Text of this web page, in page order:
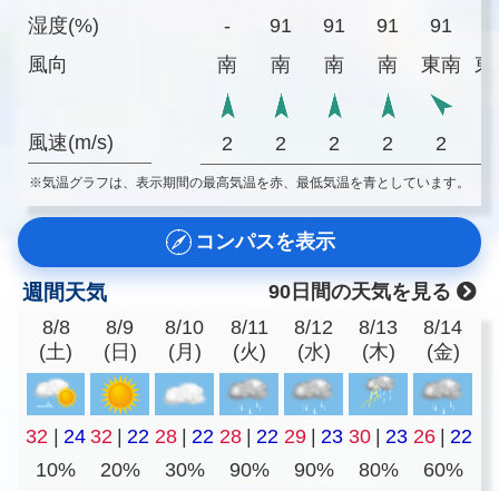
湿度(%)
風向
風速(m/s)
-
91 91 91 91
南
南 南 南 東南 東
2 2 2 2 2
※気温グラフは、表示期間の最高気温を赤、最低気温を青としています。
コンパスを表示
週間天気
90日間の天気を見る
8/8
(土)
8/9
(日)
8/10
(月)
8/11
(火)
8/12
(水)
8/13
(木)
8/14
(金)
32 | 24 32 | 22 28 | 22 28 | 22 29 | 23 30 | 23 26 | 22
10%
20% 30% 90% 90% 80% 60%